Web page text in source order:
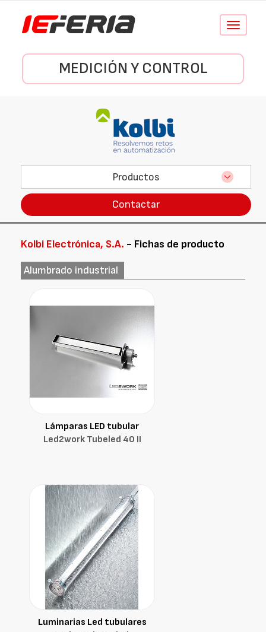
Conmutar
MEDICIÓN Y CONTROL
Productos
Contactar
Kolbi Electrónica, S.A. - Fichas de producto
Alumbrado industrial
Lámparas LED tubular
Led2work Tubeled 40 II
Luminarias Led tubulares